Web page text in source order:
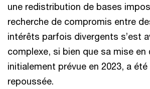
une redistribution de bases
recherche de compromis entre
intérêts parfois divergents s’est
complexe, si bien que sa mise
initialement prévue en 2023, a
repoussée.